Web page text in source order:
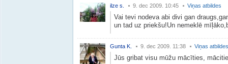
ilze s. 9. dec 2009. 10:45 Viņas atbildes
Vai tevi nodeva abi divi gan
un tad uz priekšu!Un nemeklē
Gunta K. 9. dec 2009. 11:38 Viņas atbildes
Jūs gribat visu mūžu mācīties,